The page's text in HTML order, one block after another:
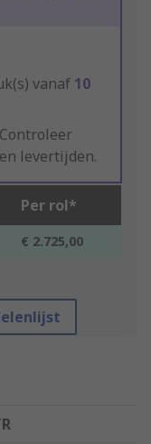
vanaf 10
levertijden.
Per rol*
€ 2.725,00